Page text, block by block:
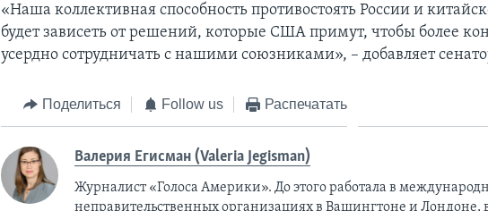
«Наша коллективная способность противостоять России и
будет зависеть от решений, которые США примут, чтобы более
усердно сотрудничать с нашими союзниками», – добавляет
Поделиться Follow us Распечатать
Валерия Егисман (Valeria Jegisman)
Журналист «Голоса Америки». До этого работала в
неправительственных организациях в Вашингтоне и Лондоне,